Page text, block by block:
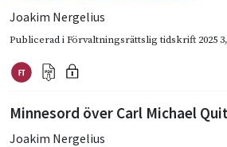
Joakim Nergelius
Publicerad iFörvaltningsrättslig tidskrift 2025 3,
Minnesord över Carl Michael
Joakim Nergelius